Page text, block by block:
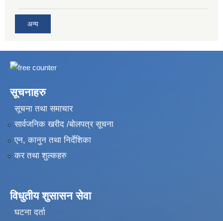
अन्य
सूचनाहरु
सूचना तथा समाचार
सार्वजनिक खरीद /बोलपत्र सूचना
एन, कानुन तथा निर्देशिका
कर तथा शुल्कहरु
विधुतीय शुसासन सेवा
घटना दर्ता